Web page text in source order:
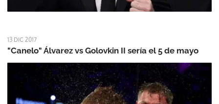
13 DIC 2017
"Canelo" Álvarez vs Golovkin II sería el 5 de mayo